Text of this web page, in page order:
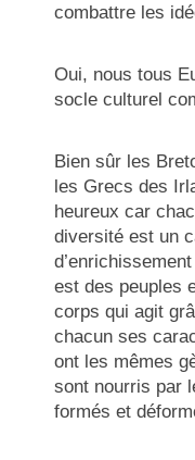
combattre les
Oui, nous tous
socle culturel
Bien sûr les
les Grecs des
heureux car
diversité est un
est des peuples
corps qui agit
chacun ses
ont les mêmes
sont nourris par
formés et